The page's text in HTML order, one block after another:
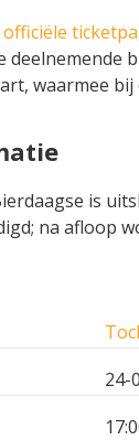
officiële
deelnemende
waarmee
is
na afloop
24-